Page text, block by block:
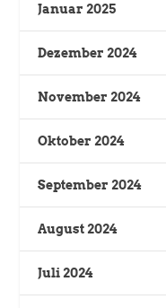
Januar 2025
Dezember 2024
November 2024
Oktober 2024
September 2024
August 2024
Juli 2024